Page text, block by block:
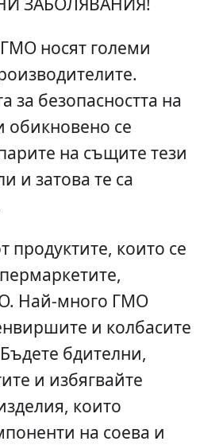
носят големи
за безопасността на
обикновено се
на същите тези
и затова те са
продуктите, които се
Най-много ГМО
и колбасите
бдителни,
и избягвайте
които
на соева и